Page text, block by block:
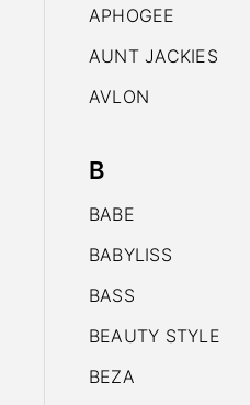
APHOGEE
AUNT JACKIES
AVLON
B
BABE
BABYLISS
BASS
BEAUTY STYLE
BEZA